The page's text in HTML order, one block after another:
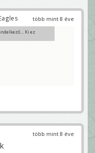
több mint 8 éve
Ki ez
több mint 8 éve